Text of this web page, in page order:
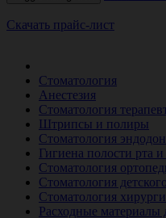
Скачать прайс-лист
Стоматология
Анестезия
Стоматология
Штрипсы и полиры
Стоматология
Гигиена полости рта
Стоматология
Стоматология
Стоматология
Расходные материалы